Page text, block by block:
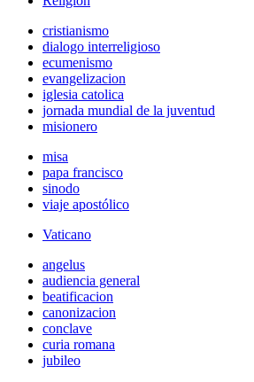
cristianismo
dialogo interreligioso
ecumenismo
evangelizacion
iglesia catolica
jornada mundial de la juventud
misionero
misa
papa francisco
sinodo
viaje apostólico
Vaticano
angelus
audiencia general
beatificacion
canonizacion
conclave
curia romana
jubileo